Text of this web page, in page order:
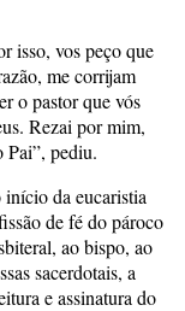
isso, vos peço que
me corrijam
o pastor que vós
Rezai por mim,
Pai”, pediu.
da eucaristia
de fé do pároco
ao bispo, ao
sacerdotais, a
e assinatura do